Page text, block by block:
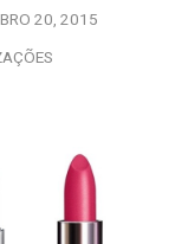
20, 2015